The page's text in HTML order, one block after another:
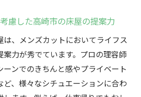
慮した高崎市の床屋の提案力
は、メンズカットにおいてライフス
案力が秀でています。プロの理容師
ーンでのきちんと感やプライベート
ど、様々なシチュエーションに合わ